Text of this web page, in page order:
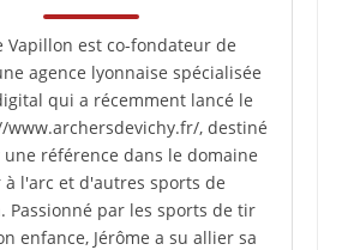
Vapillon est co-fondateur de
agence lyonnaise spécialisée
qui a récemment lancé le
, destiné
référence dans le domaine
l'arc et d'autres sports de
Passionné par les sports de tir
enfance, Jérôme a su allier sa